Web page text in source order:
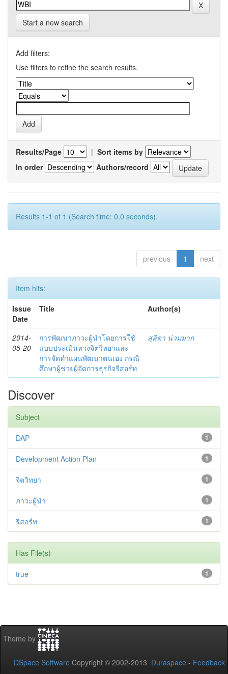
Start a new search
Add filters:
Use filters to refine the search results.
Results/Page | Sort items by
In order
Authors/record
Results 1-1 of 1 (Search time: 0.0 seconds).
previous 1 next
Item hits:
Issue
Date
Title Author(s)
2014-
05-20
การพัฒนาภาวะผู้นำโดยการใช้
แบบประเมินทางจิตวิทยาและ
การจัดทำแผนพัฒนาตนเอง กรณี
ศึกษาผู้ช่วยผู้จัดการธุรกิจรีสอร์ท
สุลิตา น่วมมาก
Discover
Subject
1
DAP
1
Development Action Plan
1
จิตวิทยา
1
ภาวะผู้นำ
1
รีสอร์ท
Has File(s)
1
true
Theme by
DSpace Software Copyright © 2002-2013 Duraspace - Feedback